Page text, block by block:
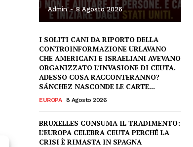
Admin - 8 Agosto 2026
I SOLITI CANI DA RIPORTO DELLA
CONTROINFORMAZIONE URLAVANO
CHE AMERICANI E ISRAELIANI AVEVANO
ORGANIZZATO L’INVASIONE DI CEUTA.
ADESSO COSA RACCONTERANNO?
SÁNCHEZ NASCONDE LE CARTE...
EUROPA 8 Agosto 2026
BRUXELLES CONSUMA IL TRADIMENTO:
L’EUROPA CELEBRA CEUTA PERCHÉ LA
CRISI È RIMASTA IN SPAGNA